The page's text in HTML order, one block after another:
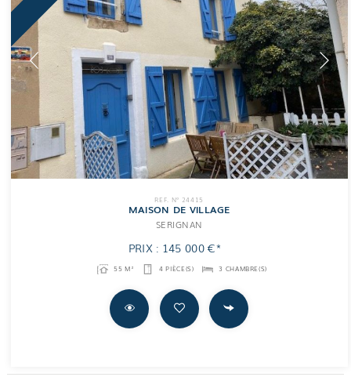
REF. N° 24415
MAISON DE VILLAGE
SERIGNAN
PRIX : 145 000 €*
55 M² 4 PIÈCE(S) 3 CHAMBRE(S)